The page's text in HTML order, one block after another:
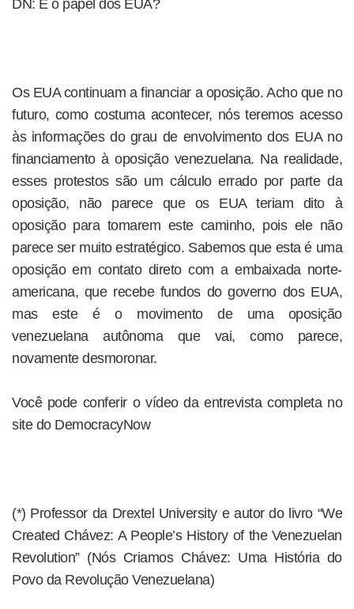
DN: E o papel dos EUA?
Os EUA continuam a financiar a oposição. Acho que no
futuro, como costuma acontecer, nós teremos acesso
às informações do grau de envolvimento dos EUA no
financiamento à oposição venezuelana. Na realidade,
esses protestos são um cálculo errado por parte da
oposição, não parece que os EUA teriam dito à
oposição para tomarem este caminho, pois ele não
parece ser muito estratégico. Sabemos que esta é uma
oposição em contato direto com a embaixada norte-
americana, que recebe fundos do governo dos EUA,
mas este é o movimento de uma oposição
venezuelana autônoma que vai, como parece,
novamente desmoronar.
Você pode conferir o vídeo da entrevista completa no
site do DemocracyNow
(*) Professor da Drextel University e autor do livro “We
Created Chávez: A People’s History of the Venezuelan
Revolution” (Nós Criamos Chávez: Uma História do
Povo da Revolução Venezuelana)